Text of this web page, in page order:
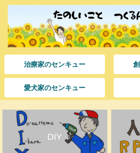
治療家のセンキュー
愛犬家のセンキュー
DIY